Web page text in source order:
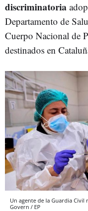
discriminatoria
Departamento de
Cuerpo Nacional de
destinados en
Un agente de la Guardia
Govern / EP